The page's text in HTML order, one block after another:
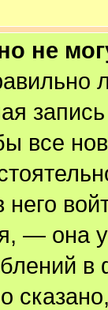
не
все
— она